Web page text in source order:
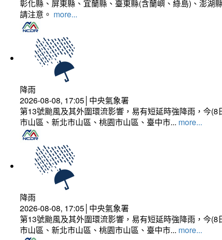
彰化縣、屏東縣、宜蘭縣、臺東縣(含蘭嶼、綠島)、澎湖
請注意。 more...
降雨
2026-08-08, 17:05│中央氣象署
第13號颱風及其外圍環流影響，易有短延時強降雨，今
市山區、新北市山區、桃園市山區、臺中市... more...
降雨
2026-08-08, 17:05│中央氣象署
第13號颱風及其外圍環流影響，易有短延時強降雨，今
市山區、新北市山區、桃園市山區、臺中市... more...